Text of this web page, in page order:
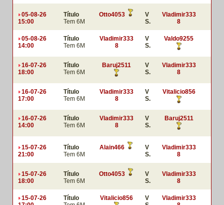
05-08-26
15:00
Título
Tem 6M
Otto4053
V
S.
Vladimir333
8
05-08-26
14:00
Título
Tem 6M
Vladimir333
8
V
S.
Valdo9255
16-07-26
18:00
Título
Tem 6M
Baruj2511
V
S.
Vladimir333
8
16-07-26
17:00
Título
Tem 6M
Vladimir333
8
V
S.
Vitalicio856
16-07-26
14:00
Título
Tem 6M
Vladimir333
8
V
S.
Baruj2511
15-07-26
21:00
Título
Tem 6M
Alain466
V
S.
Vladimir333
8
15-07-26
18:00
Título
Tem 6M
Otto4053
V
S.
Vladimir333
8
15-07-26
Título
Vitalicio856
V
Vladimir333